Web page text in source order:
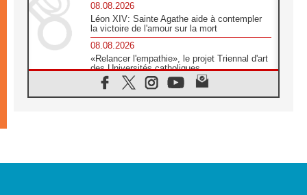
08.08.2026
Léon XIV: Sainte Agathe aide à contempler
la victoire de l'amour sur la mort
08.08.2026
«Relancer l'empathie», le projet Triennal d'art
des Universités catholiques
08.08.2026
Signis 2026, donner la parole aux religieuses
07.08.2026